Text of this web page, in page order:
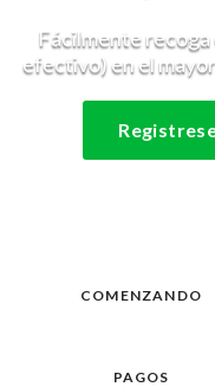
Fácilmente recoga
efectivo) en el
COMENZANDO
PAGOS